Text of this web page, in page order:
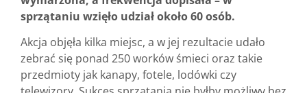
sprzątaniu wzięło udział około 60 osób.
Akcja objęła kilka miejsc, a w jej rezultacie udało
zebrać się ponad 250 worków śmieci oraz takie
przedmioty jak kanapy, fotele, lodówki czy